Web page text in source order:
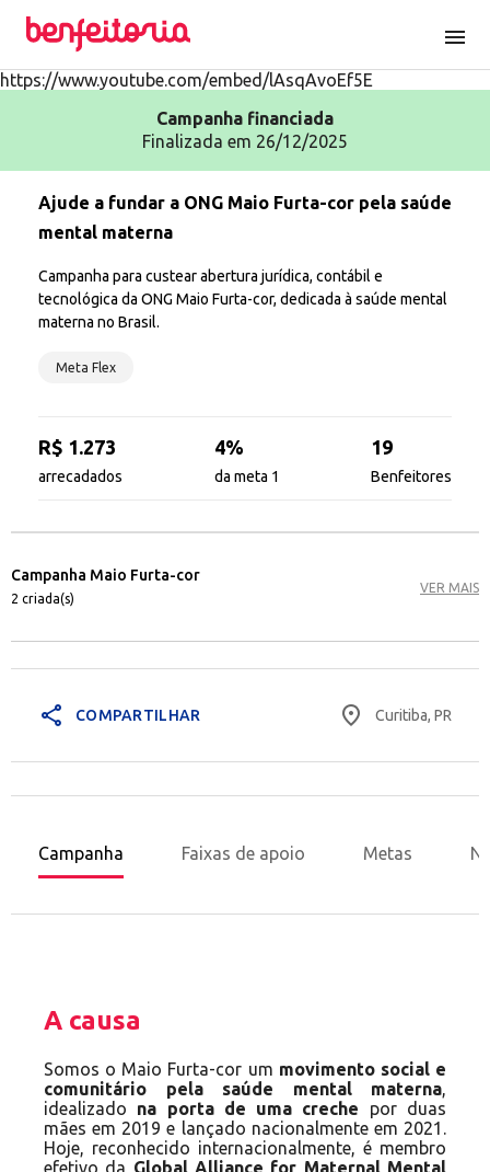
menu
https://www.youtube.com/embed/lAsqAvoEf5E
Campanha financiada
Finalizada em 26/12/2025
Ajude a fundar a ONG Maio Furta-cor pela saúde
mental materna
Campanha para custear abertura jurídica, contábil e
tecnológica da ONG Maio Furta-cor, dedicada à saúde mental
materna no Brasil.
Meta Flex
R$ 1.273
arrecadados
4%
da meta 1
19
Benfeitores
Campanha Maio Furta-cor
2 criada(s)
VER MAIS
share COMPARTILHAR place Curitiba, PR
Campanha Faixas de apoio Metas
A causa
Somos o Maio Furta-cor um movimento social e
comunitário pela saúde mental materna,
idealizado na porta de uma creche por duas
mães em 2019 e lançado nacionalmente em 2021.
Hoje, reconhecido internacionalmente, é membro
efetivo da Global Alliance for Maternal Mental